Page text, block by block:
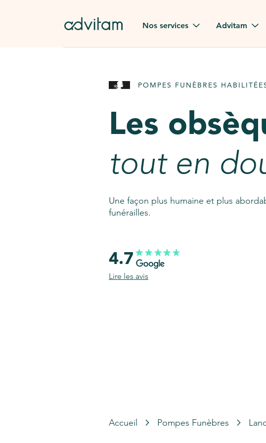
Nos services
Rapatriement à
Pierre tombale
AssistGPT
Nos services en plus
Advitam
Advitam dans la
Consultez notre FAQ
POMPES FUNÈBRES
Les
tout en
Une façon plus humaine et plus
funérailles.
4.7
Lire les avis
Accueil Pompes Funèbres